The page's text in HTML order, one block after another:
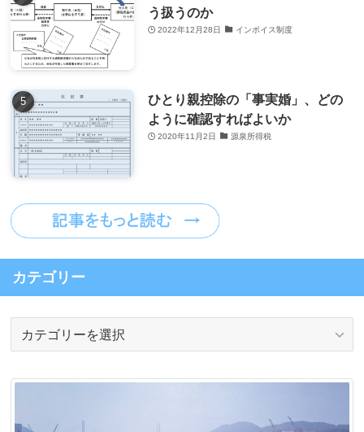
う扱うのか
2022年12月28日 インボイス制度
ひとり親控除の「事実婚」、どの
ように確認すればよいか
2020年11月2日 源泉所得税
カテゴリー
リ